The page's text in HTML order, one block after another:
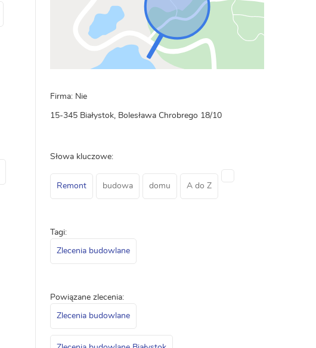
Firma: Nie
15-345 Białystok, Bolesława Chrobrego 18/10
Słowa kluczowe:
Remont budowa domu A do Z
Tagi:
Zlecenia budowlane
Powiązane zlecenia:
Zlecenia budowlane